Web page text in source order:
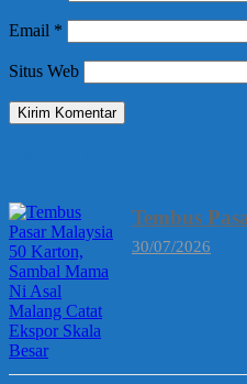
Email *
Situs Web
Tembus
30/07/2026